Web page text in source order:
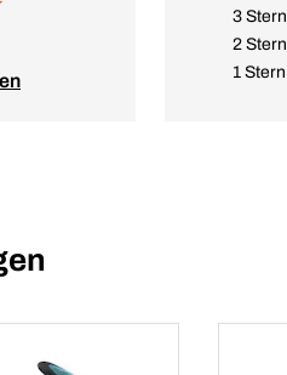
3
2
1 Stern